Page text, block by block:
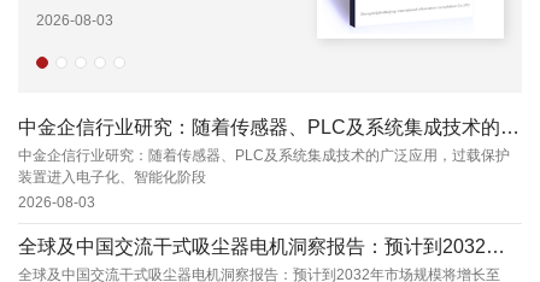
2026-03-06
中金企信行业研究：随着传感器、PLC及系统集成技术的广泛应用，过载保护装置进入电子化、智能...
中金企信行业研究：随着传感器、PLC及系统集成技术的广泛应用，过载保护
装置进入电子化、智能化阶段
2026-08-03
全球及中国交流干式吸尘器电机洞察报告：预计到2032年市场规模将增长至11.21亿美元
全球及中国交流干式吸尘器电机洞察报告：预计到2032年市场规模将增长至